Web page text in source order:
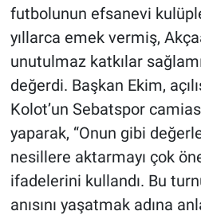
futbolunun efsanevi
yıllarca emek vermiş,
unutulmaz katkılar
değerdi. Başkan Ekim,
Kolot’un Sebatspor
yaparak, “Onun gibi
nesillere aktarmayı çok
ifadelerini kullandı. Bu
anısını yaşatmak adına